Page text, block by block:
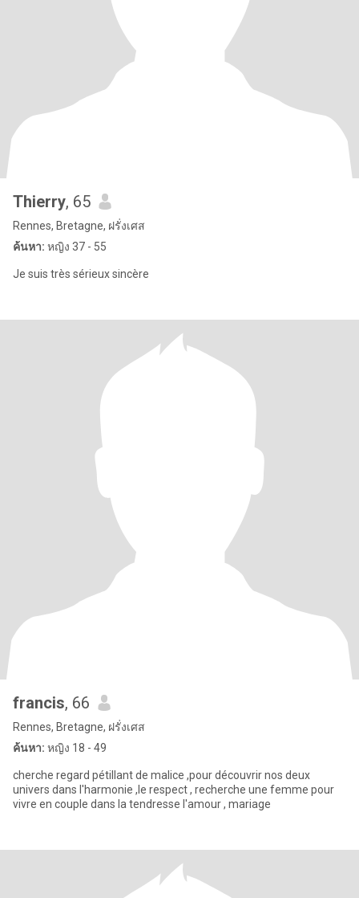
Thierry, 65
Rennes, Bretagne, ฝรั่งเศส
ค้นหา: หญิง 37 - 55
Je suis très sérieux sincère
francis, 66
Rennes, Bretagne, ฝรั่งเศส
ค้นหา: หญิง 18 - 49
cherche regard pétillant de malice ,pour découvrir nos deux
univers dans l'harmonie ,le respect , recherche une femme pour
vivre en couple dans la tendresse l'amour , mariage